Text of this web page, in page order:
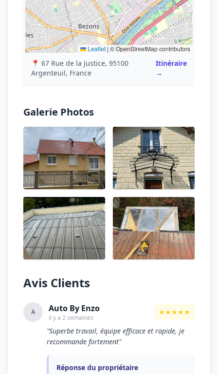
Leaflet |© OpenStreetMap contributors
📍 67 Rue de la Justice, 95100
Argenteuil, France
Itinéraire
→
Galerie Photos
Avis Clients
A Auto By Enzo
il y a 2 semaines
★★★★★
"Superbe travail, équipe efficace et rapide, je
recommande fortement"
Réponse du propriétaire